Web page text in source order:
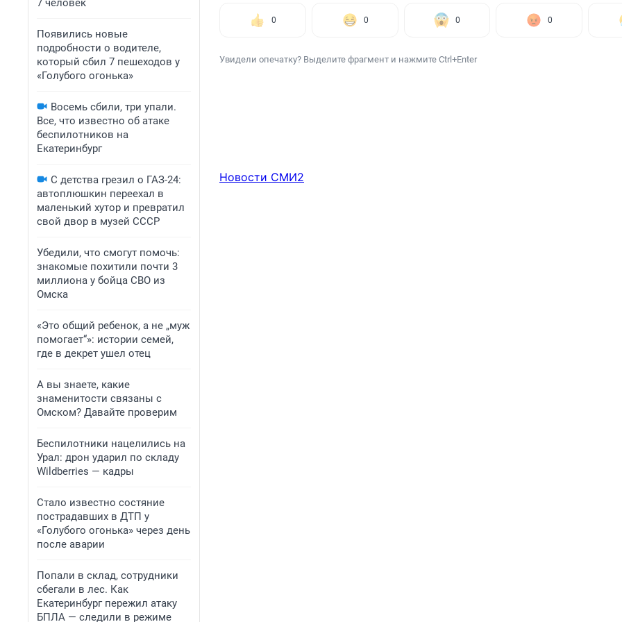
7 человек
Появились новые
подробности о водителе,
который сбил 7 пешеходов у
«Голубого огонька»
Восемь сбили, три упали.
Все, что известно об атаке
беспилотников на
Екатеринбург
С детства грезил о ГАЗ-24:
автоплюшкин переехал в
маленький хутор и превратил
свой двор в музей СССР
Убедили, что смогут помочь:
знакомые похитили почти 3
миллиона у бойца СВО из
Омска
«Это общий ребенок, а не „муж
помогает“»: истории семей,
где в декрет ушел отец
А вы знаете, какие
знаменитости связаны с
Омском? Давайте проверим
Беспилотники нацелились на
Урал: дрон ударил по складу
Wildberries — кадры
Стало известно состяние
пострадавших в ДТП у
«Голубого огонька» через день
после аварии
Попали в склад, сотрудники
сбегали в лес. Как
Екатеринбург пережил атаку
БПЛА — следили в режиме
0 0 0 0
Увидели опечатку? Выделите фрагмент и нажмите Ctrl+Enter
Новости СМИ2